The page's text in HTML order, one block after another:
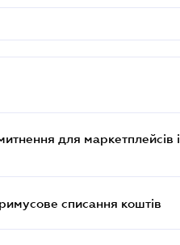
для маркетплейсів і
списання коштів